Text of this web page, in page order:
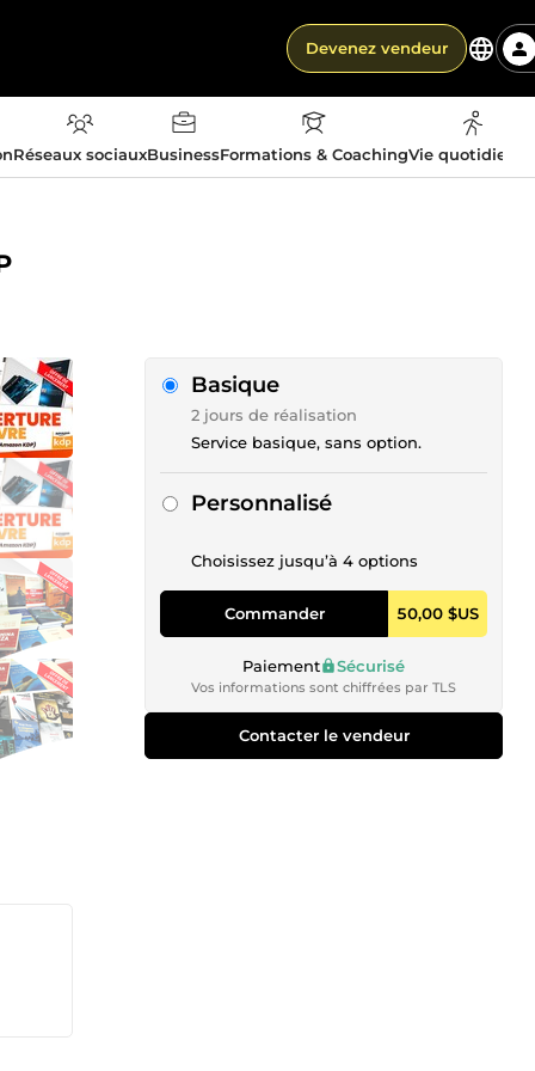
Devenez vendeur
Réseaux sociauxBusinessFormations & CoachingVie
Basique
2 jours de réalisation
Service basique, sans option.
Personnalisé
Choisissez jusqu’à 4 options
Commander 50,00 $US
Paiement Sécurisé
Vos informations sont chiffrées par TLS
Contacter le vendeur